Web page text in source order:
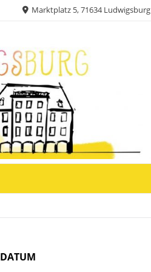
Marktplatz 5, 71634 Ludwigsburg
DATUM